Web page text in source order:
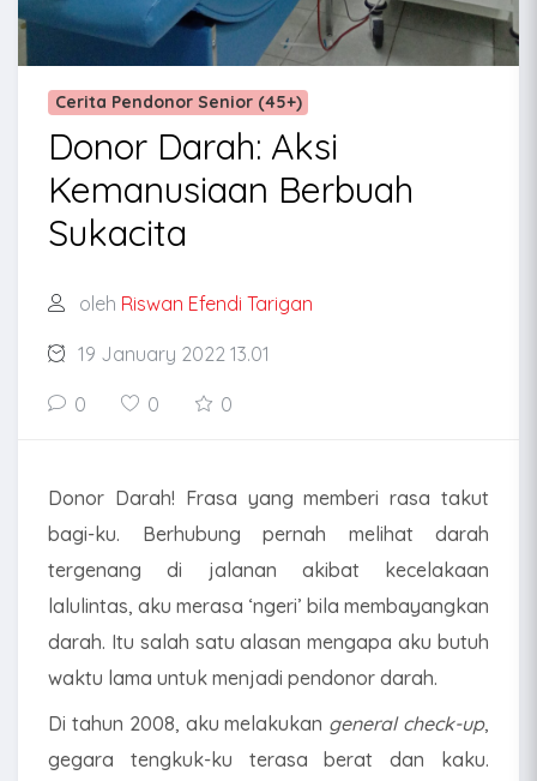
Cerita Pendonor Senior (45+)
Donor Darah: Aksi
Kemanusiaan Berbuah
Sukacita
oleh Riswan Efendi Tarigan
19 January 2022 13.01
0 0 0
Donor Darah! Frasa yang memberi rasa takut
bagi-ku. Berhubung pernah melihat darah
tergenang di jalanan akibat kecelakaan
lalulintas, aku merasa ‘ngeri’ bila membayangkan
darah. Itu salah satu alasan mengapa aku butuh
waktu lama untuk menjadi pendonor darah.
Di tahun 2008, aku melakukan general check-up,
gegara tengkuk-ku terasa berat dan kaku.